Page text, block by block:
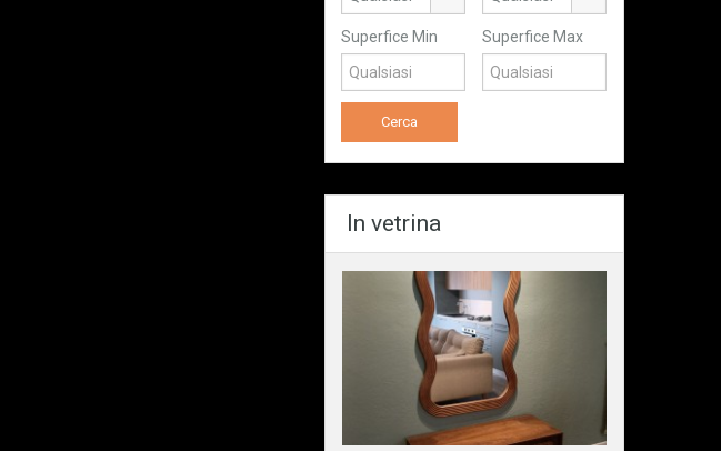
Superfice Min Superfice Max
In vetrina